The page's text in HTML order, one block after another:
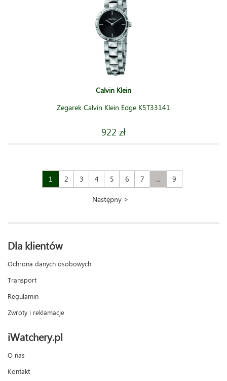
Calvin Klein
Zegarek Calvin Klein Edge K5T33141
922 zł
1 2 3 4 5 6 7 ... 9
Następny >
Dla klientów
Ochrona danych osobowych
Transport
Regulamin
Zwroty i reklamacje
iWatchery.pl
O nas
Kontakt